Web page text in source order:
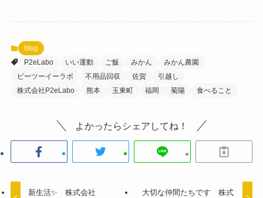
blog
P2eLabo
いい運動 ご飯 みかん
みかん農園
ピーツーイーラボ
不用品回収 佐賀
引越し
株式会社P2eLabo
熊本 玉東町 福岡 菊陽 食べること
よかったらシェアしてね！
新生活✨ 株式会社
大切な仲間たちです 株式